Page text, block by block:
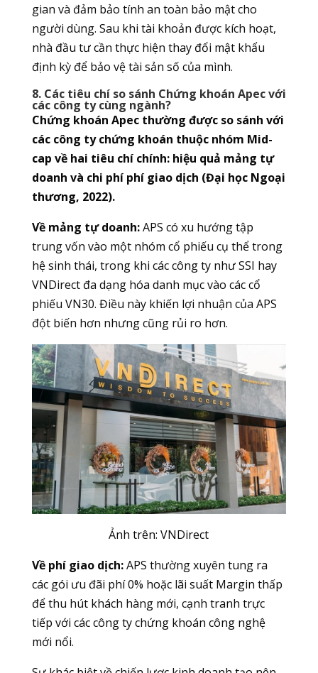
gian và đảm bảo tính an toàn bảo mật cho
người dùng. Sau khi tài khoản được kích hoạt,
nhà đầu tư cần thực hiện thay đổi mật khẩu
định kỳ để bảo vệ tài sản số của mình.
8. Các tiêu chí so sánh Chứng khoán Apec với
các công ty cùng ngành?
Chứng khoán Apec thường được so sánh với
các công ty chứng khoán thuộc nhóm Mid-
cap về hai tiêu chí chính: hiệu quả mảng tự
doanh và chi phí phí giao dịch (Đại học Ngoại
thương, 2022).
Về mảng tự doanh:APS có xu hướng tập
trung vốn vào một nhóm cổ phiếu cụ thể trong
hệ sinh thái, trong khi các công ty như SSI hay
VNDirect đa dạng hóa danh mục vào các cổ
phiếu VN30. Điều này khiến lợi nhuận của APS
đột biến hơn nhưng cũng rủi ro hơn.
Ảnh trên:VNDirect
Về phí giao dịch:APS thường xuyên tung ra
các gói ưu đãi phí 0% hoặc lãi suất Margin thấp
để thu hút khách hàng mới, cạnh tranh trực
tiếp với các công ty chứng khoán công nghệ
mới nổi.